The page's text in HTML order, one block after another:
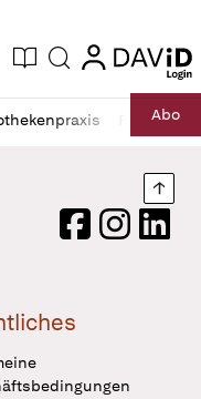
Ausgabe
Suche login
login
RechtAbo
FacebookInstagram